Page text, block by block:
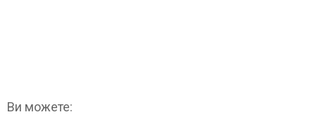
Ви можете: